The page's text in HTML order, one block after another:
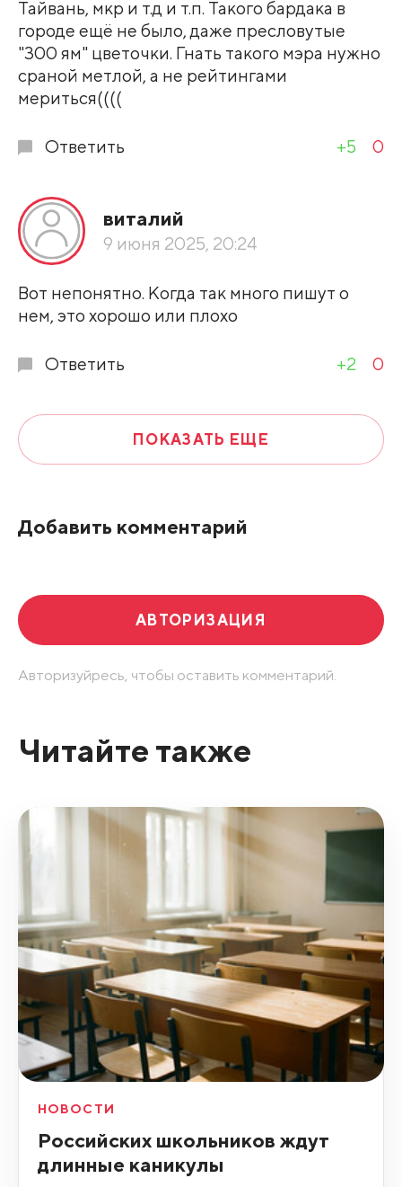
Тайвань, мкр и т.д и т.п. Такого бардака в
городе ещё не было, даже пресловутые
"300 ям" цветочки. Гнать такого мэра нужно
сраной метлой, а не рейтингами
мериться((((
Ответить +5 0
виталий
9 июня 2025, 20:24
Вот непонятно. Когда так много пишут о
нем, это хорошо или плохо
Ответить +2 0
ПОКАЗАТЬ ЕЩЕ
Добавить комментарий
АВТОРИЗАЦИЯ
Авторизуйресь, чтобы оставить комментарий.
Читайте также
НОВОСТИ
Российских школьников ждут
длинные каникулы